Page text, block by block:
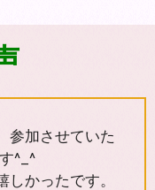
参加させていた
^_^
かったです。